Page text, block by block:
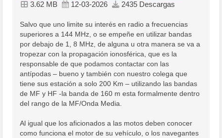
3.62 MB 12-03-2026 2435 Descargas
Salvo que uno limite su interés en radio a frecuencias
superiores a 144 MHz, o se empeñe en utilizar bandas
por debajo de 1, 8 MHz, de alguna u otra manera se va a
tropezar con la propagación ionosférica, que es la
responsable de que podamos contactar con las
antípodas – bueno y también con nuestro colega que
tiene sus estación a solo 200 Km – utilizando las bandas
de MF y HF -la banda de 160 m esta formalmente dentro
del rango de la MF/Onda Media.
Al igual que los aficionados a las motos deben conocer
como funciona el motor de su vehículo, o los navegantes